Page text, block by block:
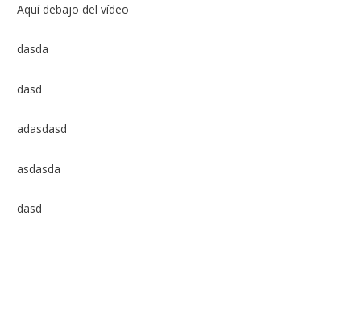
Aquí debajo del vídeo
dasda
dasd
adasdasd
asdasda
dasd